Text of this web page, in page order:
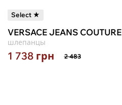
Select ★
VERSACE JEANS COUTURE
шлепанцы
1 738 грн 2 483